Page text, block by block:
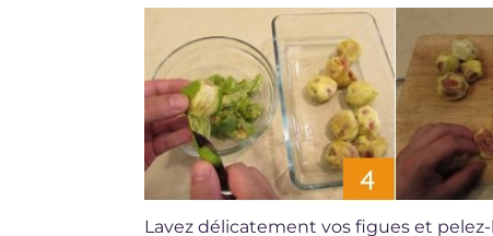
Lavez délicatement vos figues et